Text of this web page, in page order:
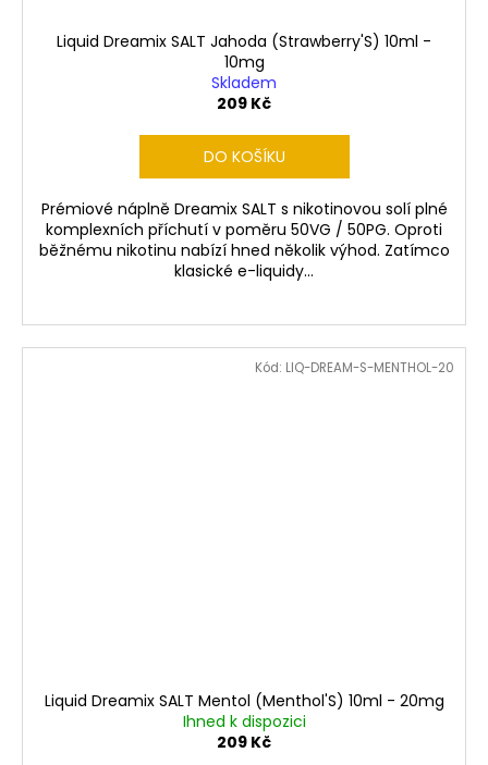
Liquid Dreamix SALT Jahoda (Strawberry'S) 10ml -
10mg
Skladem
209 Kč
DO KOŠÍKU
Prémiové náplně Dreamix SALT s nikotinovou solí plné
komplexních příchutí v poměru 50VG / 50PG. Oproti
běžnému nikotinu nabízí hned několik výhod. Zatímco
klasické e-liquidy...
Liquid Dreamix SALT Mentol (Menthol'S) 10ml - 20mg
Ihned k dispozici
209 Kč
Kód: LIQ-DREAM-S-MENTHOL-20